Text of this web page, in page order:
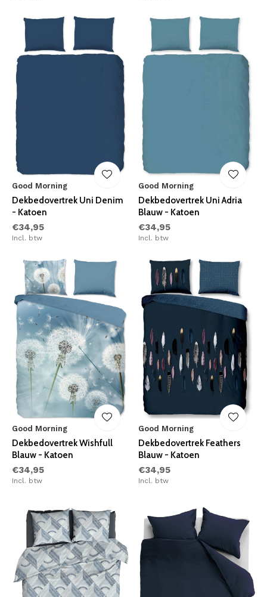
Good Morning
Dekbedovertrek Uni Denim
- Katoen
€34,95
Incl. btw
Good Morning
Dekbedovertrek Uni Adria
Blauw - Katoen
€34,95
Incl. btw
Good Morning
Dekbedovertrek Wishfull
Blauw - Katoen
€34,95
Incl. btw
Good Morning
Dekbedovertrek Feathers
Blauw - Katoen
€34,95
Incl. btw